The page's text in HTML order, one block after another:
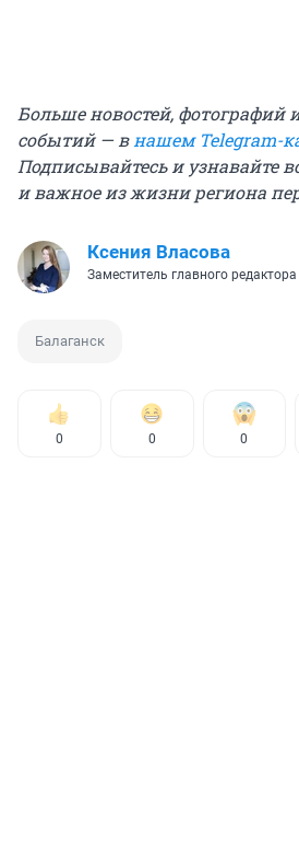
Больше новостей, фотографий
событий — внашем Telegram-
Подписывайтесь и узнавайте
и важное из жизни региона
Ксения Власова
Заместитель главного
Балаганск
0 0 0